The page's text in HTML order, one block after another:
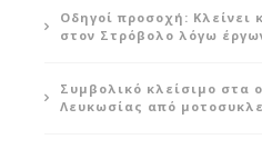
Οδηγοί προσοχή: Κλείνει
στον Στρόβολο λόγω
Συμβολικό κλείσιμο στα
Λευκωσίας από